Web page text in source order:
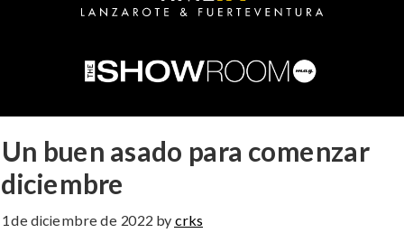
Un buen asado para comenzar
diciembre
1 de diciembre de 2022 by crks